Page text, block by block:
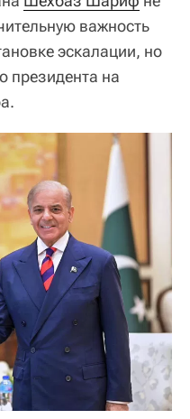
важность
эскалации, но
президента на